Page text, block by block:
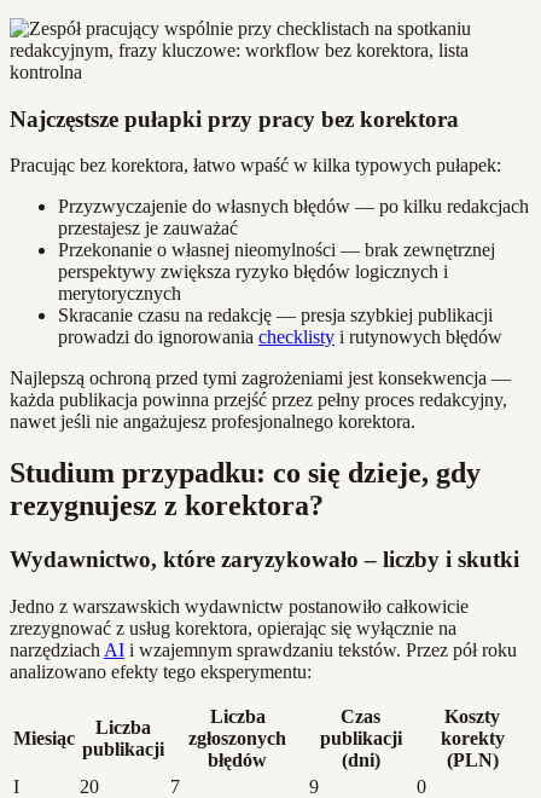
Najczęstsze pułapki przy pracy bez korektora
Pracując bez korektora, łatwo wpaść w kilka typowych pułapek:
Przyzwyczajenie do własnych błędów — po kilku redakcjach
przestajesz je zauważać
Przekonanie o własnej nieomylności — brak zewnętrznej
perspektywy zwiększa ryzyko błędów logicznych i
merytorycznych
Skracanie czasu na redakcję — presja szybkiej publikacji
prowadzi do ignorowania checklisty i rutynowych błędów
Najlepszą ochroną przed tymi zagrożeniami jest konsekwencja —
każda publikacja powinna przejść przez pełny proces redakcyjny,
nawet jeśli nie angażujesz profesjonalnego korektora.
Studium przypadku: co się dzieje, gdy
rezygnujesz z korektora?
Wydawnictwo, które zaryzykowało – liczby i skutki
Jedno z warszawskich wydawnictw postanowiło całkowicie
zrezygnować z usług korektora, opierając się wyłącznie na
narzędziach AI i wzajemnym sprawdzaniu tekstów. Przez pół roku
analizowano efekty tego eksperymentu:
Miesiąc
Liczba
publikacji
Liczba
zgłoszonych
błędów
Czas
publikacji
(dni)
Koszty
korekty
(PLN)
I
20 7 9
0